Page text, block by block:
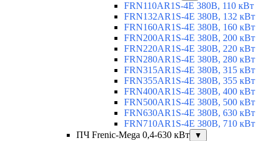
FRN110AR1S-4E 380В, 110 кВт
FRN132AR1S-4E 380В, 132 кВт
FRN160AR1S-4E 380В, 160 кВт
FRN200AR1S-4E 380В, 200 кВт
FRN220AR1S-4E 380В, 220 кВт
FRN280AR1S-4E 380В, 280 кВт
FRN315AR1S-4E 380В, 315 кВт
FRN355AR1S-4E 380В, 355 кВт
FRN400AR1S-4E 380В, 400 кВт
FRN500AR1S-4E 380В, 500 кВт
FRN630AR1S-4E 380В, 630 кВт
FRN710AR1S-4E 380В, 710 кВт
ПЧ Frenic-Mega 0,4-630 кВт
▼